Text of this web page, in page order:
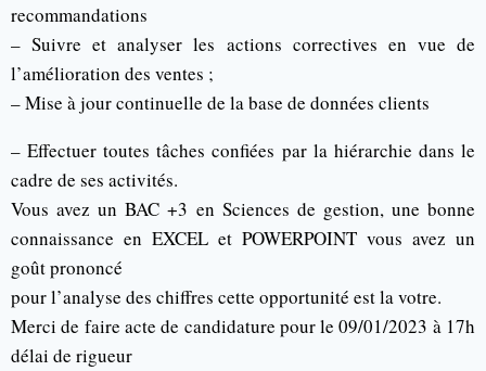
recommandations
– Suivre et analyser les actions correctives en vue de
l’amélioration des ventes ;
– Mise à jour continuelle de la base de données clients
– Effectuer toutes tâches confiées par la hiérarchie dans le
cadre de ses activités.
Vous avez un BAC +3 en Sciences de gestion, une bonne
connaissance en EXCEL et POWERPOINT vous avez un
goût prononcé
pour l’analyse des chiffres cette opportunité est la votre.
Merci de faire acte de candidature pour le 09/01/2023 à 17h
délai de rigueur